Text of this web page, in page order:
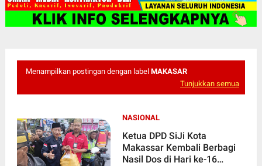
Menampilkan postingan dengan label MAKASAR
Tunjukkan semua
NASIONAL
Ketua DPD SiJi Kota
Makassar Kembali Berbagi
Nasil Dos di Hari ke-16